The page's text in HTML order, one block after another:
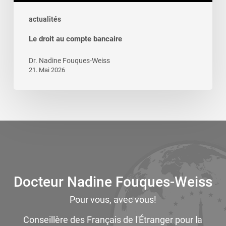
actualités
Le droit au compte bancaire
Dr. Nadine Fouques-Weiss
21. Mai 2026
Docteur Nadine Fouques-Weiss
Pour vous, avec vous!
Conseillère des Français de l'Étranger pour la